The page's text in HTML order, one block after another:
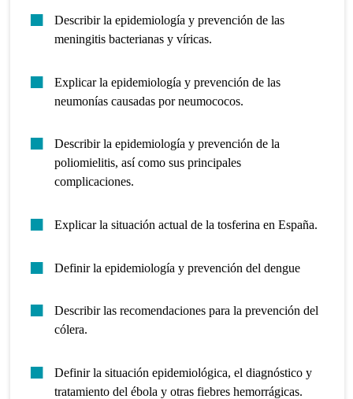
Describir la epidemiología y prevención de las
meningitis bacterianas y víricas.
Explicar la epidemiología y prevención de las
neumonías causadas por neumococos.
Describir la epidemiología y prevención de la
poliomielitis, así como sus principales
complicaciones.
Explicar la situación actual de la tosferina en España.
Definir la epidemiología y prevención del dengue
Describir las recomendaciones para la prevención del
cólera.
Definir la situación epidemiológica, el diagnóstico y
tratamiento del ébola y otras fiebres hemorrágicas.